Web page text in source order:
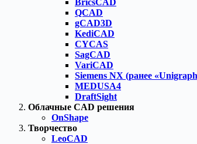
BricsCAD
QCAD
gCAD3D
KediCAD
CYCAS
SagCAD
VariCAD
Siemens NX (ранее
MEDUSA4
DraftSight
Облачные CAD решения
OnShape
Творчество
LeoCAD